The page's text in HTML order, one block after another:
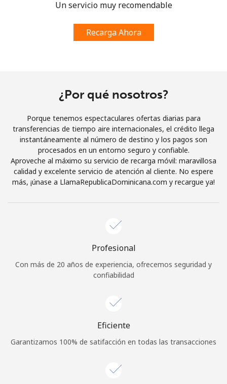
Un servicio muy recomendable
Recarga Ahora
¿Por qué nosotros?
Porque tenemos espectaculares ofertas diarias para
transferencias de tiempo aire internacionales, el crédito llega
instantáneamente al número de destino y los pagos son
procesados en un entorno seguro y confiable.
Aproveche al máximo su servicio de recarga móvil: maravillosa
calidad y excelente servicio de atención al cliente. No espere
más, ¡únase a LlamaRepublicaDominicana.com y recargue ya!
Profesional
Con más de 20 años de experiencia, ofrecemos seguridad y
confiabilidad
Eficiente
Garantizamos 100% de satifacción en todas las transacciones